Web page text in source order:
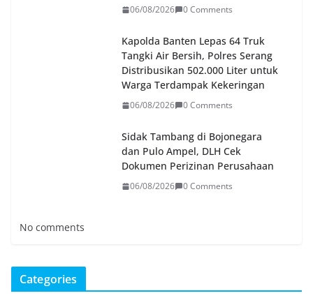
06/08/2026 0 Comments
Kapolda Banten Lepas 64 Truk
Tangki Air Bersih, Polres Serang
Distribusikan 502.000 Liter untuk
Warga Terdampak Kekeringan
06/08/2026 0 Comments
Sidak Tambang di Bojonegara
dan Pulo Ampel, DLH Cek
Dokumen Perizinan Perusahaan
06/08/2026 0 Comments
No comments
Categories